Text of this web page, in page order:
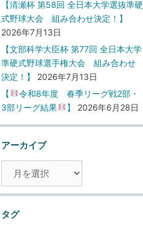
【清瀬杯 第58回 全日本大学選抜準硬
式野球大会 組み合わせ決定！】
2026年7月13日
【文部科学大臣杯 第77回 全日本大学
準硬式野球選手権大会 組み合わせ
決定！】
2026年7月13日
【
令和8年度 春季リーグ戦2部・
3部リーグ結果
】 2026年6月28日
アーカイブ
カ
イ
ブ
タグ